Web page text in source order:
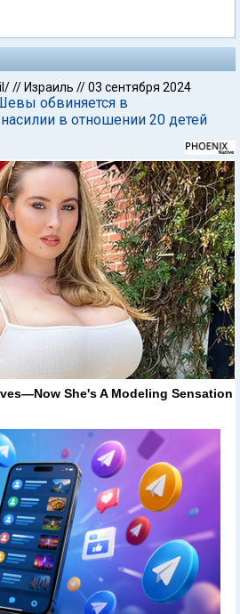
// Израиль //03 сентября 2024
обвиняется в
в отношении 20 детей
She's A Modeling Sensation